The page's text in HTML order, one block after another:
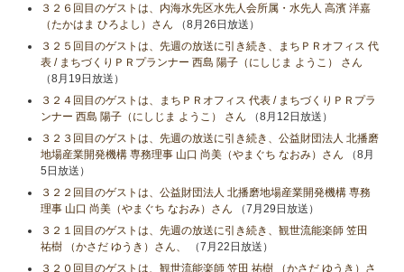
３２６回目のゲストは、内海水先区水先人会所属・水先人 高濱 洋嘉
（たかはま ひろよし）さん （8月26日放送）
３２５回目のゲストは、先週の放送に引き続き、まちＰＲオフィス 代
表 / まちづくりＰＲプランナー 西島 陽子（にしじま ようこ） さん
（8月19日放送）
３２４回目のゲストは、まちＰＲオフィス 代表 / まちづくりＰＲプラ
ンナー 西島 陽子（にしじま ようこ） さん （8月12日放送）
３２３回目のゲストは、先週の放送に引き続き、公益財団法人 北播磨
地場産業開発機構 専務理事 山口 尚美（やまぐち なおみ）さん （8月
5日放送）
３２２回目のゲストは、公益財団法人 北播磨地場産業開発機構 専務
理事 山口 尚美（やまぐち なおみ）さん （7月29日放送）
３２１回目のゲストは、先週の放送に引き続き、観世流能楽師 笠田
祐樹 （かさだ ゆうき）さん、
（7月22日放送）
３２０回目のゲストは、観世流能楽師 笠田 祐樹 （かさだ ゆうき）さ